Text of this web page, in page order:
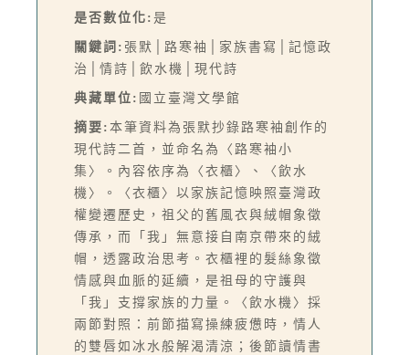
是否數位化: 是
關鍵詞: 張默│路寒袖│家族書寫│記憶政
治│情詩│飲水機│現代詩
典藏單位: 國立臺灣文學館
摘要: 本筆資料為張默抄錄路寒袖創作的
現代詩二首，並命名為〈路寒袖小
集〉。內容依序為〈衣櫃〉、〈飲水
機〉。〈衣櫃〉以家族記憶映照臺灣政
權變遷歷史，祖父的舊風衣與絨帽象徵
傳承，而「我」無意接自南京帶來的絨
帽，透露政治思考。衣櫃裡的髮絲象徵
情感與血脈的延續，是祖母的守護與
「我」支撐家族的力量。〈飲水機〉採
兩節對照：前節描寫操練疲憊時，情人
的雙唇如冰水般解渴清涼；後節讀情書